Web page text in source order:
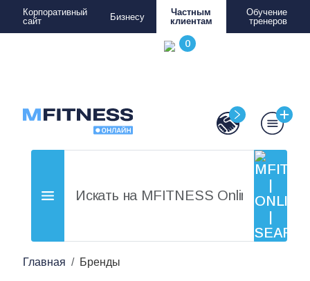
Корпоративный
сайт
Бизнесу
Частным
клиентам
Обучение
тренеров
Главная Бренды